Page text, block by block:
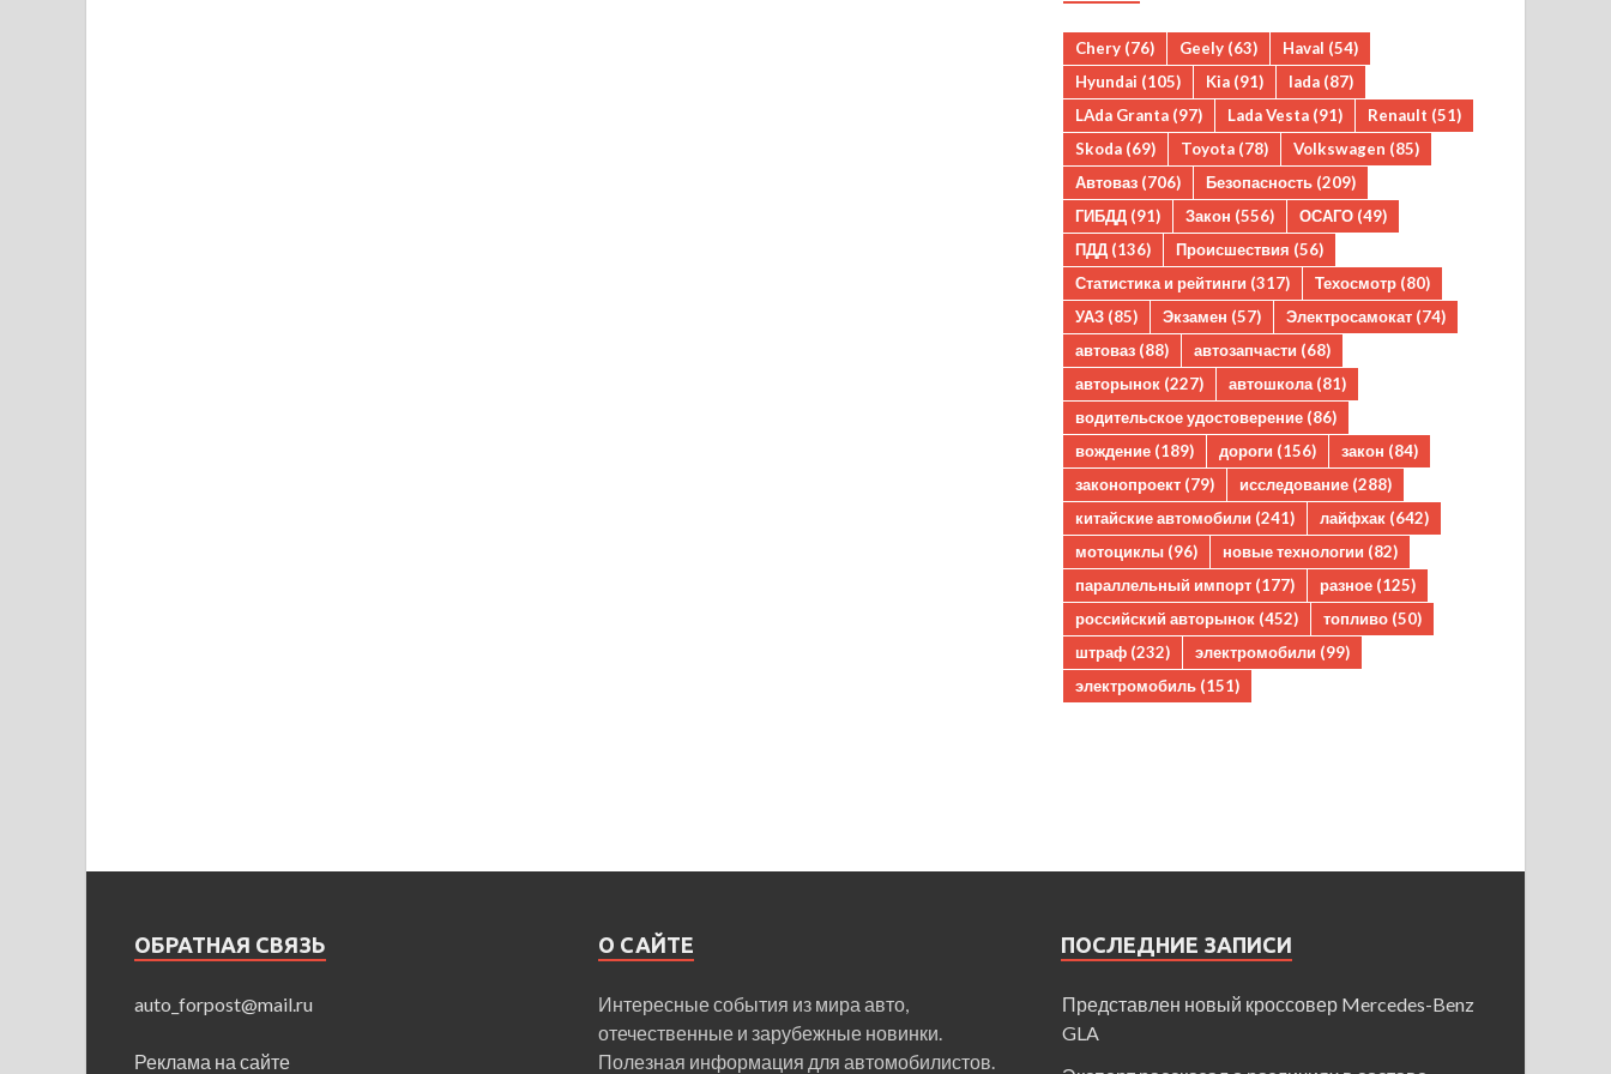
Chery (76) Geely (63) Haval (54)
Hyundai (105) Kia (91) lada (87)
LAda Granta (97) Lada Vesta (91) Renault (51)
Skoda (69) Toyota (78) Volkswagen (85)
Автоваз (706) Безопасность (209)
ГИБДД (91) Закон (556) ОСАГО (49)
ПДД (136) Происшествия (56)
Статистика и рейтинги (317) Техосмотр (80)
УАЗ (85) Экзамен (57) Электросамокат (74)
автоваз (88) автозапчасти (68)
авторынок (227) автошкола (81)
водительское удостоверение (86)
вождение (189) дороги (156) закон (84)
законопроект (79) исследование (288)
китайские автомобили (241) лайфхак (642)
мотоциклы (96) новые технологии (82)
параллельный импорт (177) разное (125)
российский авторынок (452) топливо (50)
штраф (232) электромобили (99)
электромобиль (151)
ОБРАТНАЯ СВЯЗЬ
auto_forpost@mail.ru
Реклама на сайте
О САЙТЕ
Интересные события из мира авто,
отечественные и зарубежные новинки.
Полезная информация для автомобилистов.
ПОСЛЕДНИЕ ЗАПИСИ
Представлен новый кроссовер Mercedes-Benz
GLA